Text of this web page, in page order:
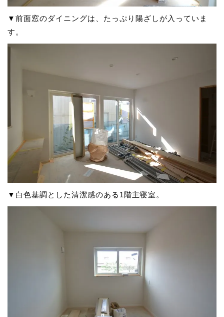
▼前面窓のダイニングは、たっぷり陽ざしが入っていま
す。
▼白色基調とした清潔感のある1階主寝室。